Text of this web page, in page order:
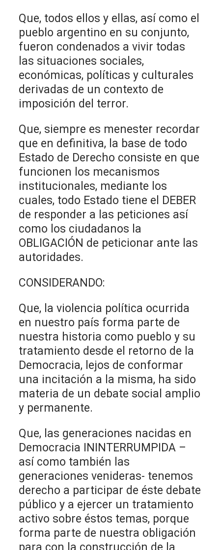
Que, todos ellos y ellas, así como el
pueblo argentino en su conjunto,
fueron condenados a vivir todas
las situaciones sociales,
económicas, políticas y culturales
derivadas de un contexto de
imposición del terror.
Que, siempre es menester recordar
que en definitiva, la base de todo
Estado de Derecho consiste en que
funcionen los mecanismos
institucionales, mediante los
cuales, todo Estado tiene el DEBER
de responder a las peticiones así
como los ciudadanos la
OBLIGACIÓN de peticionar ante las
autoridades.
CONSIDERANDO:
Que, la violencia política ocurrida
en nuestro país forma parte de
nuestra historia como pueblo y su
tratamiento desde el retorno de la
Democracia, lejos de conformar
una incitación a la misma, ha sido
materia de un debate social amplio
y permanente.
Que, las generaciones nacidas en
Democracia ININTERRUMPIDA –
así como también las
generaciones venideras- tenemos
derecho a participar de éste debate
público y a ejercer un tratamiento
activo sobre éstos temas, porque
forma parte de nuestra obligación
para con la construcción de la